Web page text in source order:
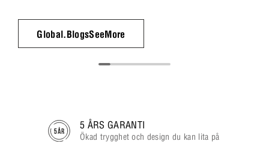
Global.BlogsSeeMore
5 ÅRS GARANTI
Ökad trygghet och design du kan lita på